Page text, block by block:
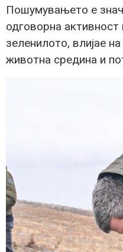
Пошумувањето е
одговорна активност
зеленилото, влијае
животна средина и